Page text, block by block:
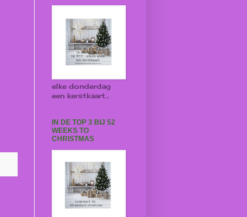
elke donderdag
een kerstkaart...
IN DE TOP 3 BIJ 52
WEEKS TO
CHRISTMAS